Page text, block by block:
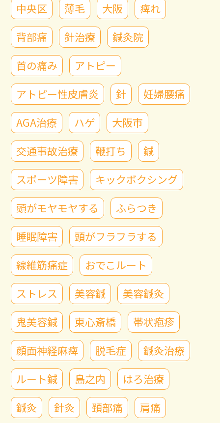
中央区
薄毛 大阪
痺れ
背部痛
針治療
鍼灸院
首の痛み
アトピー
アトピー性皮膚炎
針
妊婦腰痛
AGA治療
ハゲ
大阪市
交通事故治療
鞭打ち
鍼
スポーツ障害
キックボクシング
頭がモヤモヤする
ふらつき
睡眠障害
頭がフラフラする
線維筋痛症
おでこルート
ストレス
美容鍼
美容鍼灸
鬼美容鍼
東心斎橋
帯状疱疹
顔面神経麻痺
脱毛症
鍼灸治療
ルート鍼
島之内
はろ治療
鍼灸
針灸 頚部痛
肩痛